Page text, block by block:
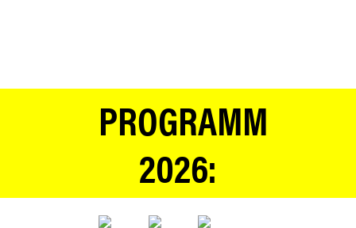
PROGRAMM
2026: